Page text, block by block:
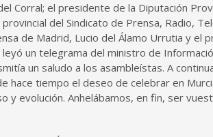
Corral; el presidente de la Diputación
del Sindicato de Prensa, Radio,
de Madrid, Lucio del Álamo Urrutia y el
un telegrama del ministro de
un saludo a los asambleístas. A
hace tiempo el deseo de celebrar en
y evolución. Anhelábamos, en fin, ser